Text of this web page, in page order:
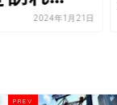
2024年1月21日